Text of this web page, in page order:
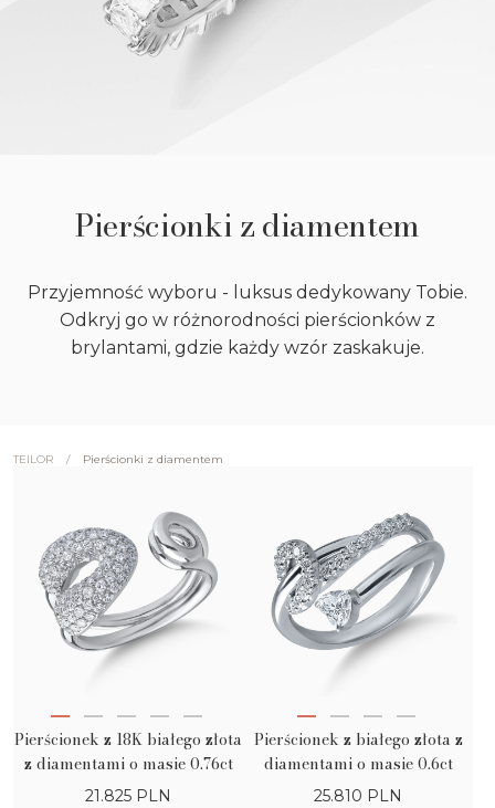
Pierścionki z diamentem
Przyjemność wyboru - luksus dedykowany Tobie.
Odkryj go w różnorodności pierścionków z
brylantami, gdzie każdy wzór zaskakuje.
TEILOR / Pierścionki z diamentem
Pierścionek z 18K białego złota
z diamentami o masie 0.76ct
21.825 PLN
Pierścionek z białego złota z
diamentami o masie 0.6ct
25.810 PLN